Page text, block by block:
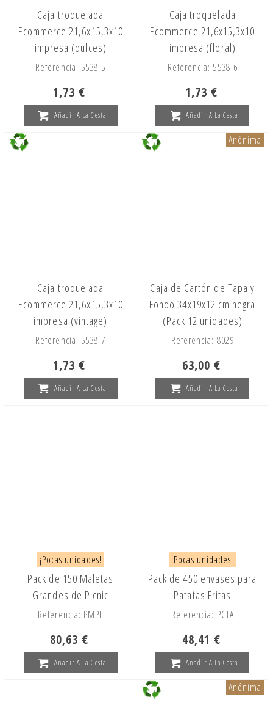
Caja troquelada
Ecommerce 21,6x15,3x10
impresa (dulces)
Referencia: 5538-5
1,73 €
Añadir A La Cesta
Caja troquelada
Ecommerce 21,6x15,3x10
impresa (floral)
Referencia: 5538-6
1,73 €
Añadir A La Cesta
Caja troquelada
Ecommerce 21,6x15,3x10
impresa (vintage)
Referencia: 5538-7
1,73 €
Añadir A La Cesta
Anónima
Caja de Cartón de Tapa y
Fondo 34x19x12 cm negra
(Pack 12 unidades)
Referencia: 8029
63,00 €
Añadir A La Cesta
¡Pocas unidades!
Pack de 150 Maletas
Grandes de Picnic
Referencia: PMPL
80,63 €
Añadir A La Cesta
¡Pocas unidades!
Pack de 450 envases para
Patatas Fritas
Referencia: PCTA
48,41 €
Añadir A La Cesta
Anónima